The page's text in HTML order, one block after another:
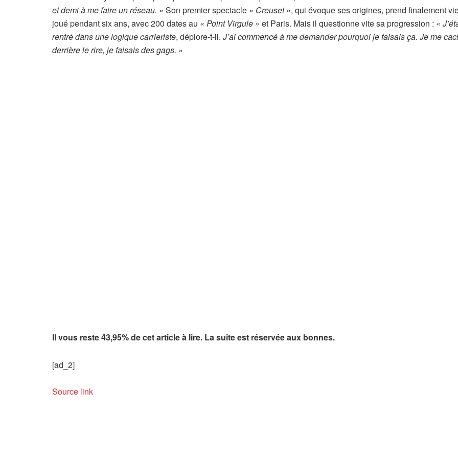
et demi à me faire un réseau. » Son premier spectacle « Creuset », qui évoque ses origines, prend finalement
joué pendant six ans, avec 200 dates au « Point Virgule » et Paris. Mais il questionne vite sa progression : «
rentré dans une logique carrieriste, déplore-t-il. J’ai commencé à me demander pourquoi je faisais ça. Je me
derrière le rire, je faisais des gags. »
Il vous reste 43,95% de cet article à lire. La suite est réservée aux bonnes.
[ad_2]
Source link